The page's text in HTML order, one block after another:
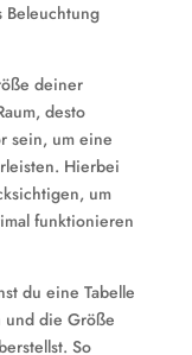
Beleuchtung
deiner
desto
sein, um eine
Hierbei
um
funktionieren
du eine Tabelle
und die Größe
So